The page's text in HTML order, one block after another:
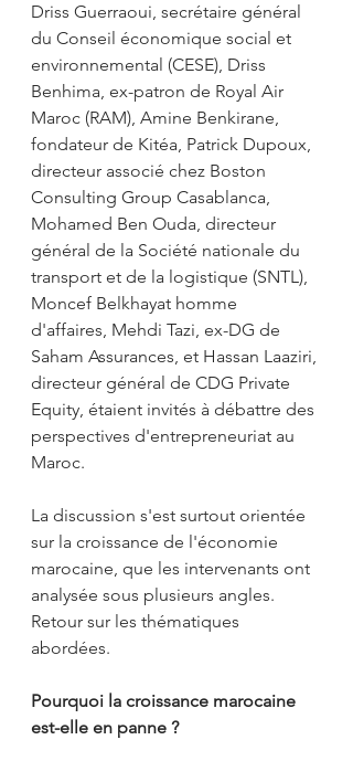
Driss Guerraoui, secrétaire général
du Conseil économique social et
environnemental (CESE), Driss
Benhima, ex-patron de Royal Air
Maroc (RAM), Amine Benkirane,
fondateur de Kitéa, Patrick Dupoux,
directeur associé chez Boston
Consulting Group Casablanca,
Mohamed Ben Ouda, directeur
général de la Société nationale du
transport et de la logistique (SNTL),
Moncef Belkhayat homme
d'affaires, Mehdi Tazi, ex-DG de
Saham Assurances, et Hassan Laaziri,
directeur général de CDG Private
Equity, étaient invités à débattre des
perspectives d'entrepreneuriat au
Maroc.
La discussion s'est surtout orientée
sur la croissance de l'économie
marocaine, que les intervenants ont
analysée sous plusieurs angles.
Retour sur les thématiques
abordées.
Pourquoi la croissance marocaine
est-elle en panne ?